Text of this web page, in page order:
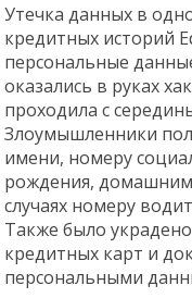
Утечка данных в
кредитных историй
персональные
оказались в руках
проходила с
Злоумышленники
имени, номеру
рождения,
случаях номеру
Также было
кредитных карт и
персональными